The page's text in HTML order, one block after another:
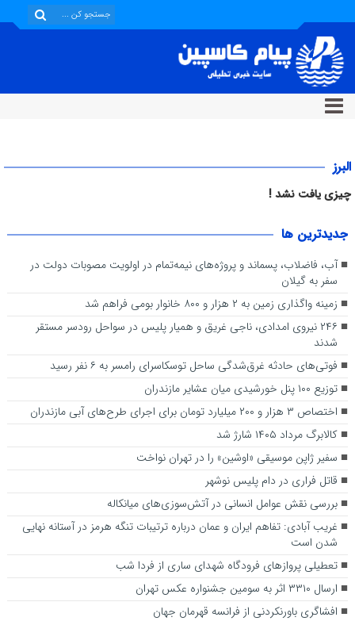
البرز
چیزی یافت نشد !
جديدترين ها
آب، فاضلاب، پسماند و پروژه‌های نیمه‌تمام در اولویت مصوبات دولت در
سفر به گیلان
زمینه واگذاری زمین به ۲ هزار و ۸۰۰ خانوار بومی فراهم شد
۲۴۶ نیروی امدادی، ناجی غریق و همیار پلیس در سواحل رودسر مستقر
شدند
فوتی‌های حادثه غرق‌شدگی ساحل توسکاسرای رامسر به ۶ نفر رسید
توزیع ۱۰۰ پنل خورشیدی میان عشایر مازندران
اختصاص ۳ هزار و ۲۰۰ میلیارد تومان برای اجرای طرح‌های آبی مازندران
کالابرگ مرداد ۱۴۰۵ شارژ شد
سفیر ژاپن موسیقی «اوشین» را در تهران نواخت
قاتل فراری در دام پلیس نوشهر
بررسی نقش عوامل انسانی در آتش‌سوزی‌های میانکاله
غریب آبادی: تفاهم ایران و عمان درباره ترتیبات تنگه هرمز در آستانه نهایی
شدن است
تعطیلی پرواز‌های فرودگاه شهدای ساری از فردا شب
ارسال ۳۳۱۰ اثر به سومین جشنواره عکس تهران
افشاگری باورنکردنی از فرانسه قهرمان جهان